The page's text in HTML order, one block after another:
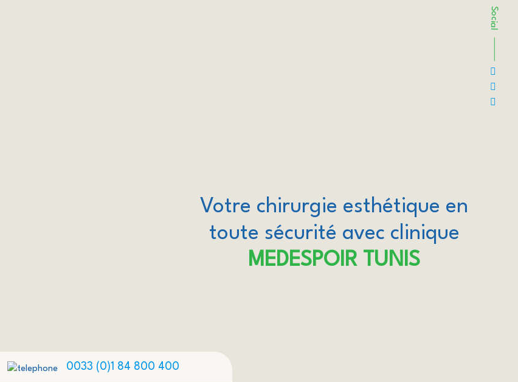
Votre chirurgie esthétique en
toute sécurité avec clinique
MEDESPOIR TUNIS
0033 (0)1 84 800 400
Social